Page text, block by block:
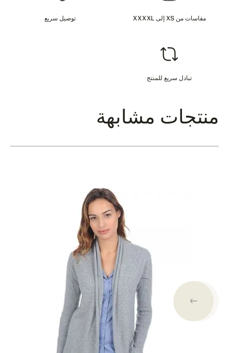
مقاسات من XS إلى XXXXL توصيل سريع
تبادل سريع للمنتج
منتجات مشابهة